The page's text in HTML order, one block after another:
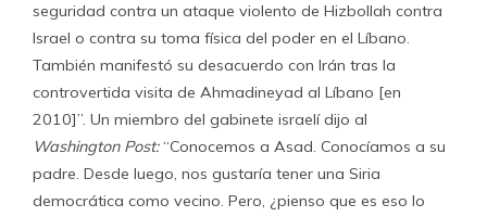
seguridad contra un ataque violento de Hizbollah contra
Israel o contra su toma física del poder en el Líbano.
También manifestó su desacuerdo con Irán tras la
controvertida visita de Ahmadineyad al Líbano [en
2010]”. Un miembro del gabinete israelí dijo al
Washington Post:“Conocemos a Asad. Conocíamos a su
padre. Desde luego, nos gustaría tener una Siria
democrática como vecino. Pero, ¿pienso que es eso lo